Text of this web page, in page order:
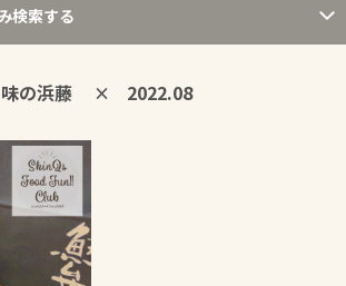
検索する
味の浜藤 × 2022.08